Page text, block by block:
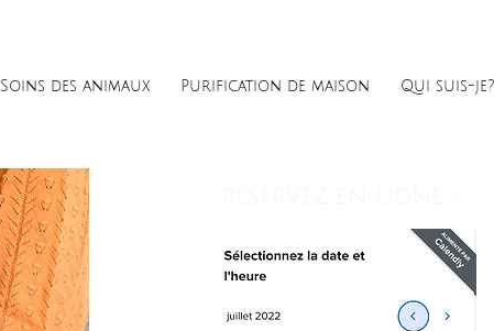
Soins des animaux Purification de maison Qui suis-je?
RÉSERVEZ EN LIGNE !